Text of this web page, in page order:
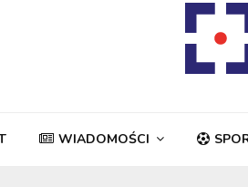
WIADOMOŚCI